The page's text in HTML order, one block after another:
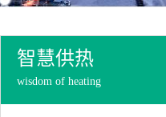
智慧供热
wisdom of heating